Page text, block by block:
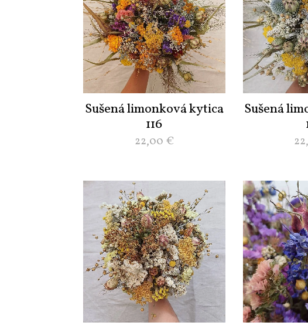
Sušená limonková kytica
116
22,00 €
Sušená